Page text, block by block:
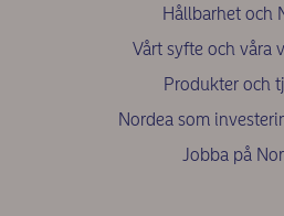
Hållbarhet och
Vårt syfte och våra
Produkter och
Nordea som
Jobba på